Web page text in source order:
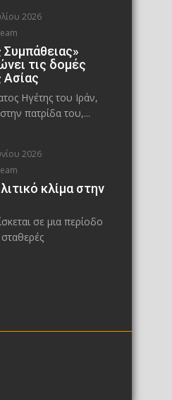
2026
τις δομές
Ασίας
Ηγέτης του Ιράν,
πατρίδα του,...
2026
κλίμα στην
σε μια περίοδο